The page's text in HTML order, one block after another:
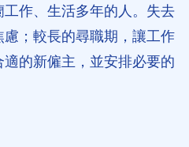
作、生活多年的人。失去
；較長的尋職期，讓工作
的新僱主，並安排必要的